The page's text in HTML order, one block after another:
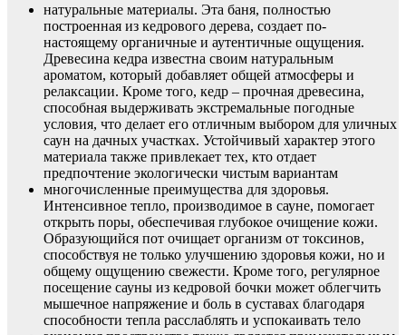
натуральные материалы. Эта баня, полностью
построенная из кедрового дерева, создает по-
настоящему органичные и аутентичные ощущения.
Древесина кедра известна своим натуральным
ароматом, который добавляет общей атмосферы и
релаксации. Кроме того, кедр – прочная древесина,
способная выдерживать экстремальные погодные
условия, что делает его отличным выбором для уличных
саун на дачных участках. Устойчивый характер этого
материала также привлекает тех, кто отдает
предпочтение экологически чистым вариантам
многочисленные преимущества для здоровья.
Интенсивное тепло, производимое в сауне, помогает
открыть поры, обеспечивая глубокое очищение кожи.
Образующийся пот очищает организм от токсинов,
способствуя не только улучшению здоровья кожи, но и
общему ощущению свежести. Кроме того, регулярное
посещение сауны из кедровой бочки может облегчить
мышечное напряжение и боль в суставах благодаря
способности тепла расслаблять и успокаивать тело